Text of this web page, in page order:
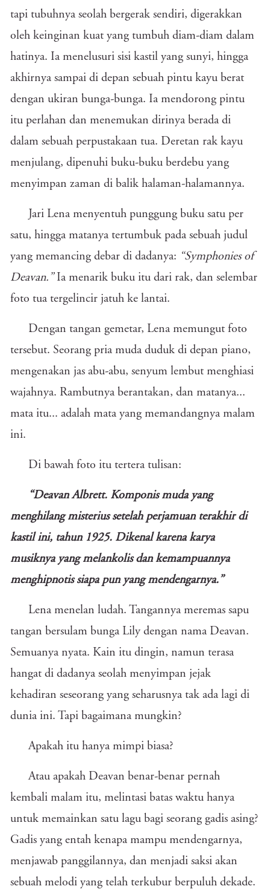
tapi tubuhnya seolah bergerak sendiri, digerakkan
oleh keinginan kuat yang tumbuh diam-diam dalam
hatinya. Ia menelusuri sisi kastil yang sunyi, hingga
akhirnya sampai di depan sebuah pintu kayu berat
dengan ukiran bunga-bunga. Ia mendorong pintu
itu perlahan dan menemukan dirinya berada di
dalam sebuah perpustakaan tua. Deretan rak kayu
menjulang, dipenuhi buku-buku berdebu yang
menyimpan zaman di balik halaman-halamannya.
Jari Lena menyentuh punggung buku satu per
satu, hingga matanya tertumbuk pada sebuah judul
yang memancing debar di dadanya: “Symphonies of
Deavan.”Ia menarik buku itu dari rak, dan selembar
foto tua tergelincir jatuh ke lantai.
Dengan tangan gemetar, Lena memungut foto
tersebut. Seorang pria muda duduk di depan piano,
mengenakan jas abu-abu, senyum lembut menghiasi
wajahnya. Rambutnya berantakan, dan matanya...
mata itu... adalah mata yang memandangnya malam
ini.
Di bawah foto itu tertera tulisan:
“Deavan Albrett. Komponis muda yang
menghilang misterius setelah perjamuan terakhir di
kastil ini, tahun 1925. Dikenal karena karya
musiknya yang melankolis dan kemampuannya
menghipnotis siapa pun yang mendengarnya.”
Lena menelan ludah. Tangannya meremas sapu
tangan bersulam bunga Lily dengan nama Deavan.
Semuanya nyata. Kain itu dingin, namun terasa
hangat di dadanya seolah menyimpan jejak
kehadiran seseorang yang seharusnya tak ada lagi di
dunia ini. Tapi bagaimana mungkin?
Apakah itu hanya mimpi biasa?
Atau apakah Deavan benar-benar pernah
kembali malam itu, melintasi batas waktu hanya
untuk memainkan satu lagu bagi seorang gadis asing?
Gadis yang entah kenapa mampu mendengarnya,
menjawab panggilannya, dan menjadi saksi akan
sebuah melodi yang telah terkubur berpuluh dekade.